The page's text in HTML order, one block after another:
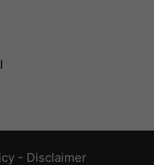
- Disclaimer